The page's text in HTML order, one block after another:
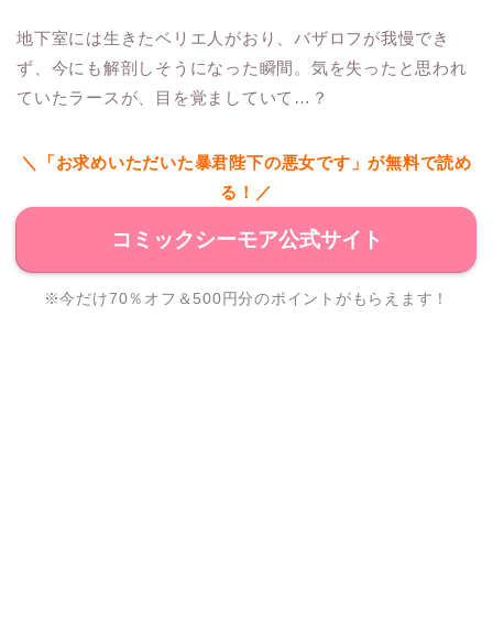
地下室には生きたベリエ人がおり、バザロフが我慢でき
ず、今にも解剖しそうになった瞬間。気を失ったと思われ
ていたラースが、目を覚ましていて…？
＼「お求めいただいた暴君陛下の悪女です」が無料で読め
る！／
コミックシーモア公式サイト
※今だけ70％オフ＆500円分のポイントがもらえます！